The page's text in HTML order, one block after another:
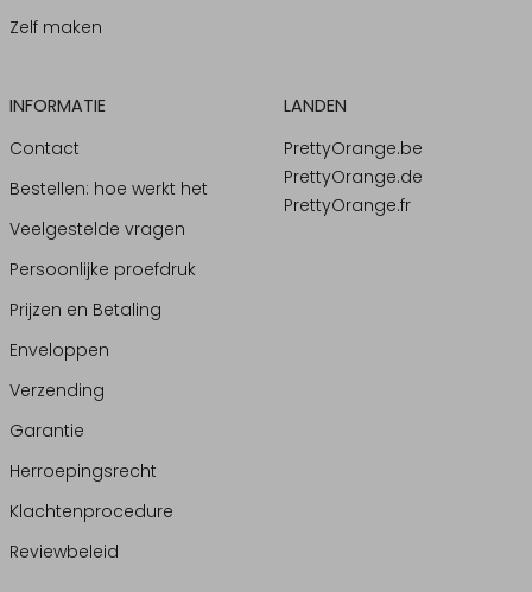
Zelf maken
INFORMATIE
Contact
Bestellen: hoe werkt het
Veelgestelde vragen
Persoonlijke proefdruk
Prijzen en Betaling
Enveloppen
Verzending
Garantie
Herroepingsrecht
Klachtenprocedure
Reviewbeleid
LANDEN
PrettyOrange.be
PrettyOrange.de
PrettyOrange.fr